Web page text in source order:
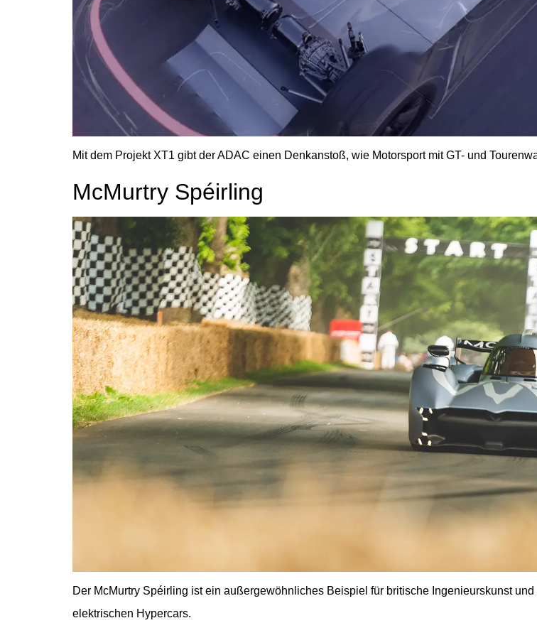
Mit dem Projekt XT1 gibt der ADAC einen Denkanstoß, wie Motorsport mit GT- und
McMurtry Spéirling
Der McMurtry Spéirling ist ein außergewöhnliches Beispiel für britische Ingenieurskunst
elektrischen Hypercars.